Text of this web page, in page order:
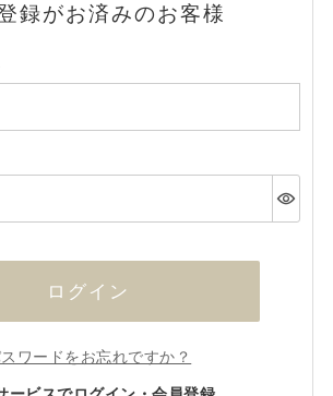
録がお済みのお客様
)
ログイン
ワードをお忘れですか？